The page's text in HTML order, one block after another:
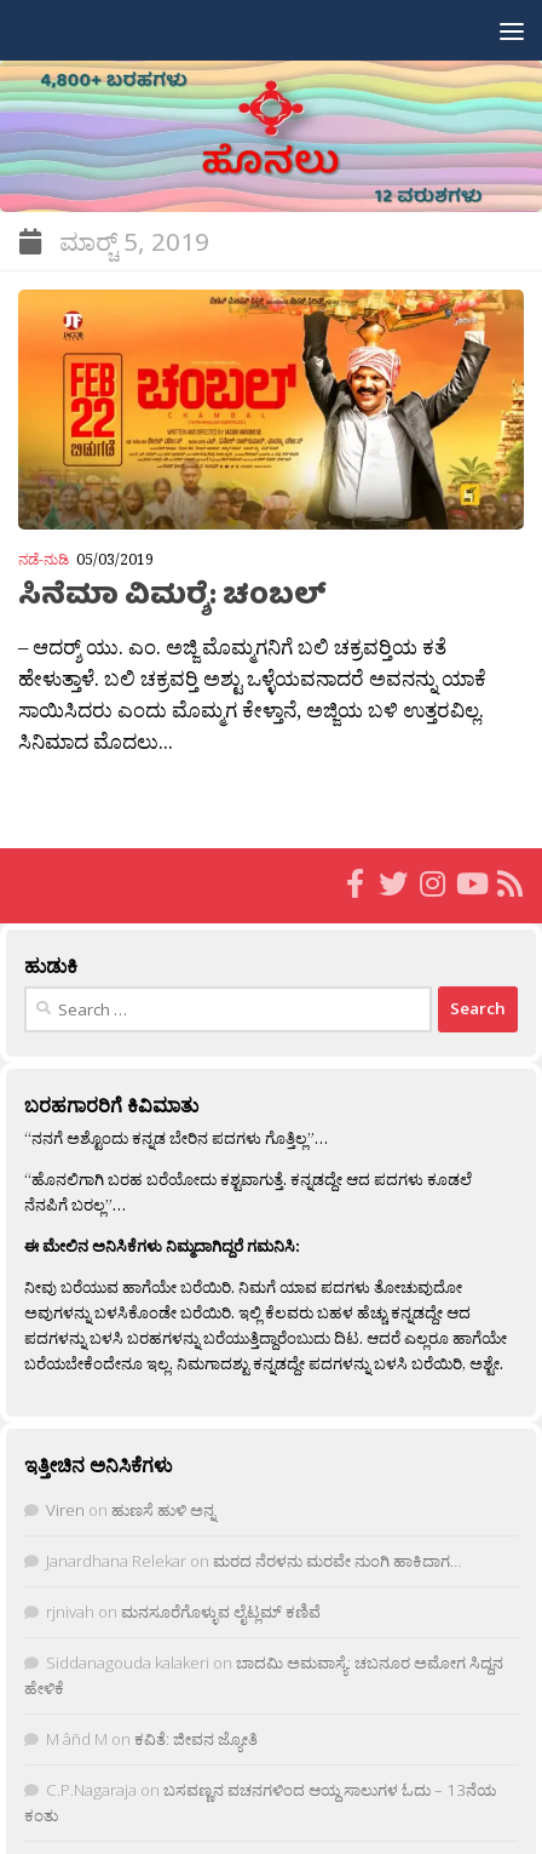
ಮಾರ್‍ಚ್ 5, 2019
ನಡೆ-ನುಡಿ 05/03/2019
ಸಿನೆಮಾ ವಿಮರ‍್ಶೆ: ಚಂಬಲ್
– ಆದರ‍್ಶ್ ಯು. ಎಂ. ಅಜ್ಜಿ ಮೊಮ್ಮಗನಿಗೆ ಬಲಿ ಚಕ್ರವರ‍್ತಿಯ ಕತೆ
ಹೇಳುತ್ತಾಳೆ. ಬಲಿ ಚಕ್ರವರ‍್ತಿ ಅಶ್ಟು ಒಳ್ಳೆಯವನಾದರೆ ಅವನನ್ನು ಯಾಕೆ
ಸಾಯಿಸಿದರು ಎಂದು ಮೊಮ್ಮಗ ಕೇಳ್ತಾನೆ, ಅಜ್ಜಿಯ ಬಳಿ ಉತ್ತರವಿಲ್ಲ.
ಸಿನಿಮಾದ ಮೊದಲು...
ಹುಡುಕಿ
Search
ಬರಹಗಾರರಿಗೆ ಕಿವಿಮಾತು
“ನನಗೆ ಅಶ್ಟೊಂದು ಕನ್ನಡ ಬೇರಿನ ಪದಗಳು ಗೊತ್ತಿಲ್ಲ”…
“ಹೊನಲಿಗಾಗಿ ಬರಹ ಬರೆಯೋದು ಕಶ್ಟವಾಗುತ್ತೆ. ಕನ್ನಡದ್ದೇ ಆದ ಪದಗಳು ಕೂಡಲೆ
ನೆನಪಿಗೆ ಬರಲ್ಲ”…
ಈ ಮೇಲಿನ ಅನಿಸಿಕೆಗಳು ನಿಮ್ಮದಾಗಿದ್ದರೆ ಗಮನಿಸಿ:
ನೀವು ಬರೆಯುವ ಹಾಗೆಯೇ ಬರೆಯಿರಿ. ನಿಮಗೆ ಯಾವ ಪದಗಳು ತೋಚುವುದೋ
ಅವುಗಳನ್ನು ಬಳಸಿಕೊಂಡೇ ಬರೆಯಿರಿ. ಇಲ್ಲಿ ಕೆಲವರು ಬಹಳ ಹೆಚ್ಚು ಕನ್ನಡದ್ದೇ ಆದ
ಪದಗಳನ್ನು ಬಳಸಿ ಬರಹಗಳನ್ನು ಬರೆಯುತ್ತಿದ್ದಾರೆಂಬುದು ದಿಟ. ಆದರೆ ಎಲ್ಲರೂ ಹಾಗೆಯೇ
ಬರೆಯಬೇಕೆಂದೇನೂ ಇಲ್ಲ. ನಿಮಗಾದಶ್ಟು ಕನ್ನಡದ್ದೇ ಪದಗಳನ್ನು ಬಳಸಿ ಬರೆಯಿರಿ, ಅಶ್ಟೇ.
ಇತ್ತೀಚಿನ ಅನಿಸಿಕೆಗಳು
Viren on ಹುಣಸೆ ಹುಳಿ ಅನ್ನ
Janardhana Relekar on ಮರದ ನೆರಳನು ಮರವೇ ನುಂಗಿ ಹಾಕಿದಾಗ…
rjnivah on ಮನಸೂರೆಗೊಳ್ಳುವ ಲೈಟ್ಲಮ್ ಕಣಿವೆ
Siddanagouda kalakeri on ಬಾದಮಿ ಅಮವಾಸ್ಯೆ: ಚಬನೂರ ಅಮೋಗ ಸಿದ್ದನ
ಹೇಳಿಕೆ
M âñd M on ಕವಿತೆ: ಜೀವನ ಜ್ಯೋತಿ
C.P.Nagaraja on ಬಸವಣ್ಣನ ವಚನಗಳಿಂದ ಆಯ್ದ ಸಾಲುಗಳ ಓದು – 13ನೆಯ
ಕಂತು